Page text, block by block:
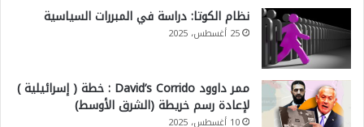
نظام الكوتا: دراسة في المبررات السياسية
25 أغسطس، 2025
ممر داوود David’s Corrido : خطة ( إسرائيلية )
لإعادة رسم خريطة (الشرق الأوسط)
10 أغسطس، 2025